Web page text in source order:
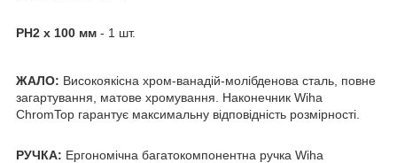
PH2 x 100 мм - 1 шт.
ЖАЛО: Високоякісна хром-ванадій-молібденова сталь, повне
загартування, матове хромування. Наконечник Wiha
ChromTop гарантує максимальну відповідність розмірності.
РУЧКА: Ергономічна багатокомпонентна ручка Wiha